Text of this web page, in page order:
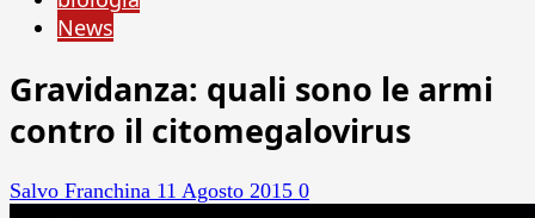
News
Gravidanza: quali sono le armi
contro il citomegalovirus
Salvo Franchina 11 Agosto 2015 0